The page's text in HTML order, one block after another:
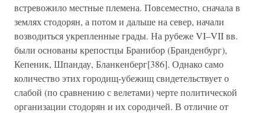
встревожило местные племена. Повсеместно, сначала в
землях стодорян, а потом и дальше на север, начали
возводиться укрепленные грады. На рубеже VI–VII вв.
были основаны крепостцы Бранибор (Бранденбург),
Кепеник, Шпандау, Бланкенберг[386]. Однако само
количество этих городищ-убежищ свидетельствует о
слабой (по сравнению с велетами) черте политической
организации стодорян и их сородичей. В отличие от